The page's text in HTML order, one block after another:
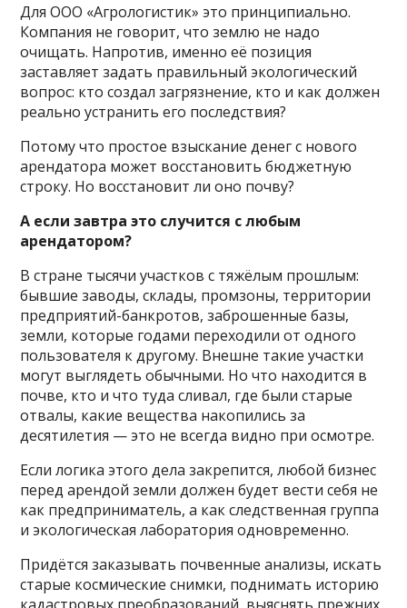
Для ООО «Агрологистик» это принципиально.
Компания не говорит, что землю не надо
очищать. Напротив, именно её позиция
заставляет задать правильный экологический
вопрос: кто создал загрязнение, кто и как должен
реально устранить его последствия?
Потому что простое взыскание денег с нового
арендатора может восстановить бюджетную
строку. Но восстановит ли оно почву?
А если завтра это случится с любым
арендатором?
В стране тысячи участков с тяжёлым прошлым:
бывшие заводы, склады, промзоны, территории
предприятий-банкротов, заброшенные базы,
земли, которые годами переходили от одного
пользователя к другому. Внешне такие участки
могут выглядеть обычными. Но что находится в
почве, кто и что туда сливал, где были старые
отвалы, какие вещества накопились за
десятилетия — это не всегда видно при осмотре.
Если логика этого дела закрепится, любой бизнес
перед арендой земли должен будет вести себя не
как предприниматель, а как следственная группа
и экологическая лаборатория одновременно.
Придётся заказывать почвенные анализы, искать
старые космические снимки, поднимать историю
кадастровых преобразований, выяснять прежних